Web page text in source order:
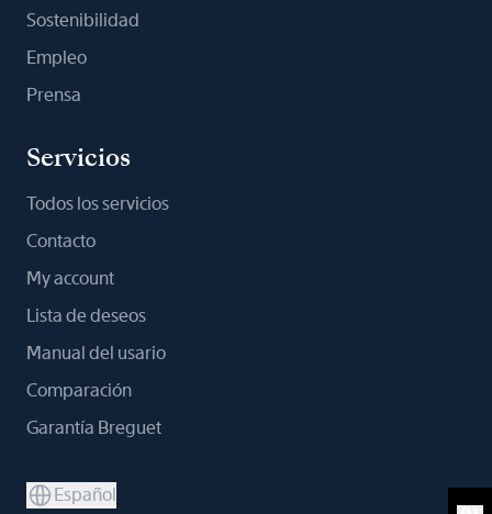
Sostenibilidad
Empleo
Prensa
Servicios
Todos los servicios
Contacto
My account
Lista de deseos
Manual del usario
Comparación
Garantía Breguet
Español